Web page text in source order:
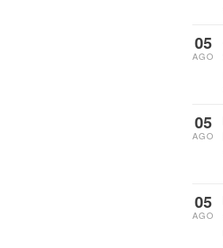
05
AGO
05
AGO
05
AGO